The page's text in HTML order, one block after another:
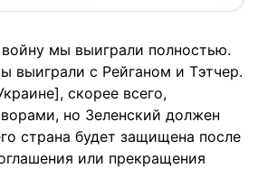
мы выиграли полностью.
выиграли с Рейганом и Тэтчер.
скорее всего,
но Зеленский должен
страна будет защищена после
или прекращения